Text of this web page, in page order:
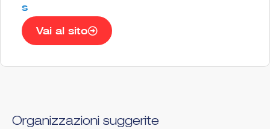
s
Vai al sito
Organizzazioni suggerite